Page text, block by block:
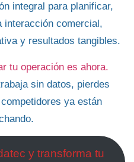
integral para planificar,
interacción comercial,
y resultados tangibles.
tu operación es ahora.
sin datos, pierdes
ya están
y transforma tu